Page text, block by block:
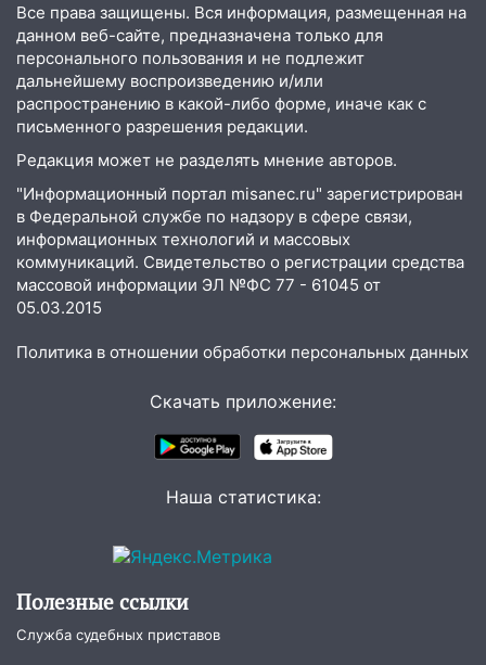
20:04 Ульяновцев приглашают на забег,
посвящённый Дню воздушного флота
России
19:12 В Ульяновской области
руководителя частной компании
наказали за сокрытие прошлого своего
сотрудник
18:02 В Ульяновск едут звезды
баскетбола!
17:08
Ульяновский областной суд
оставил в силе приговор руководству
«УльяновскФармации» за махинации на
3,2 млн рублей
Ветераны легкой атлетики из
Ульяновска успешно выступили на
Чемпионате России
В Ульяновской области убрали
зернобобовых культур
Ульяновской области завели дело на
агрессивную женщину
Все права защищены. Вся информация, размещенная на
данном веб-сайте, предназначена только для
персонального пользования и не подлежит
дальнейшему воспроизведению и/или
распространению в какой-либо форме, иначе как с
письменного разрешения редакции.
Редакция может не разделять мнение авторов.
"Информационный портал misanec.ru" зарегистрирован
в Федеральной службе по надзору в сфере связи,
информационных технологий и массовых
коммуникаций. Свидетельство о регистрации средства
массовой информации ЭЛ №ФС 77 - 61045 от
05.03.2015
Политика в отношении обработки персональных данных
Скачать приложение:
Наша статистика:
Полезные ссылки
Служба судебных приставов